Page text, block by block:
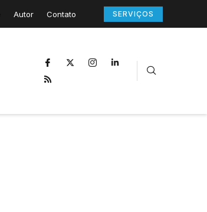
Autor Contato SERVIÇOS